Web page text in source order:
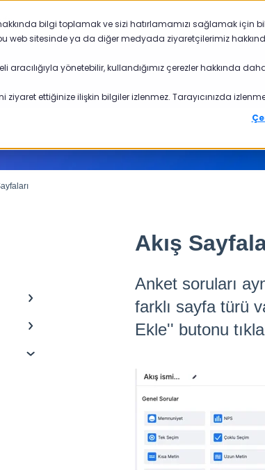
bilgi toplamak ve sizi hatırlamamızı sağlamak için
web sitesinde ya da diğer medyada ziyaretçilerimiz
aracılığıyla yönetebilir, kullandığımız çerezler hakkında
ettiğinize ilişkin bilgiler izlenmez. Tarayıcınızda
Akış
Anket soruları
farklı sayfa türü
Ekle'' butonu